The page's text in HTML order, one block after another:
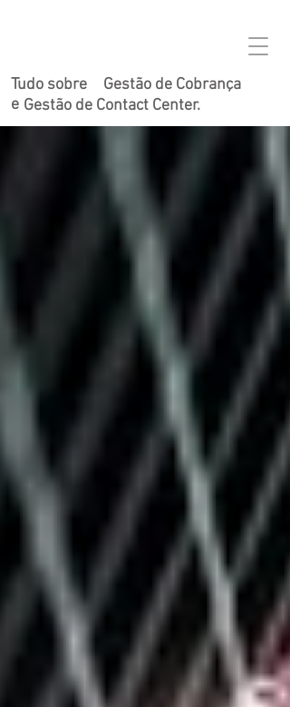
Tudo sobre
Gestão de Cobrança
Gestão de Contact Center.
e